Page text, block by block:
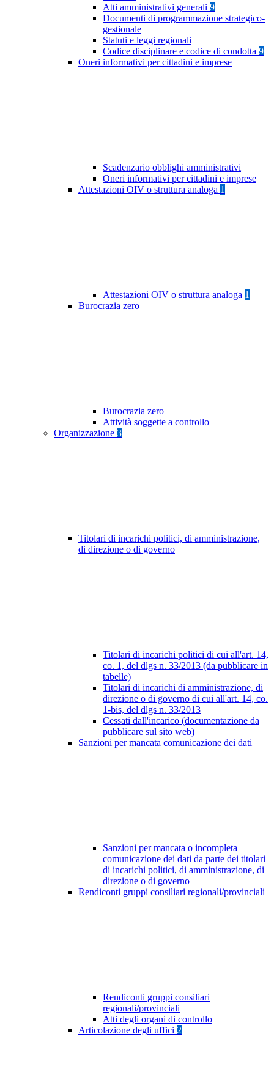
Atti amministrativi generali 9
Documenti di programmazione strategico-
gestionale
Statuti e leggi regionali
Codice disciplinare e codice di condotta 9
Oneri informativi per cittadini e imprese
Scadenzario obblighi amministrativi
Oneri informativi per cittadini e imprese
Attestazioni OIV o struttura analoga 1
Attestazioni OIV o struttura analoga 1
Burocrazia zero
Burocrazia zero
Attività soggette a controllo
Organizzazione 3
Titolari di incarichi politici, di amministrazione,
di direzione o di governo
Titolari di incarichi politici di cui all'art. 14,
co. 1, del dlgs n. 33/2013 (da pubblicare in
tabelle)
Titolari di incarichi di amministrazione, di
direzione o di governo di cui all'art. 14, co.
1-bis, del dlgs n. 33/2013
Cessati dall'incarico (documentazione da
pubblicare sul sito web)
Sanzioni per mancata comunicazione dei dati
Sanzioni per mancata o incompleta
comunicazione dei dati da parte dei titolari
di incarichi politici, di amministrazione, di
direzione o di governo
Rendiconti gruppi consiliari regionali/provinciali
Rendiconti gruppi consiliari
regionali/provinciali
Atti degli organi di controllo
Articolazione degli uffici 2